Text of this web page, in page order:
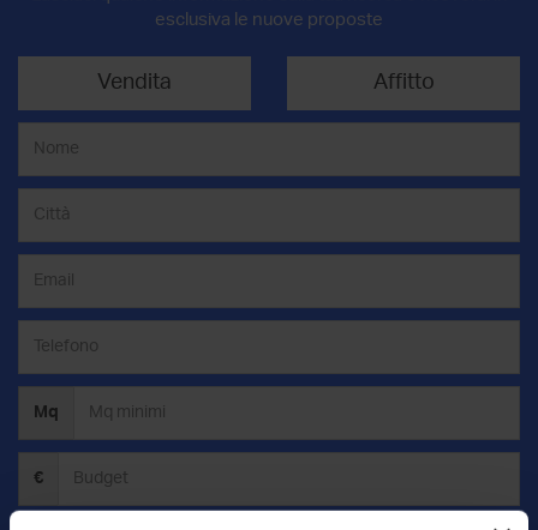
esclusiva le nuove proposte
Vendita Affitto
Mq
€